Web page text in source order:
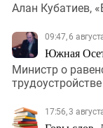
Алан Кубатиев,
09:47, 6
Южная
Министр о
17:56, 3